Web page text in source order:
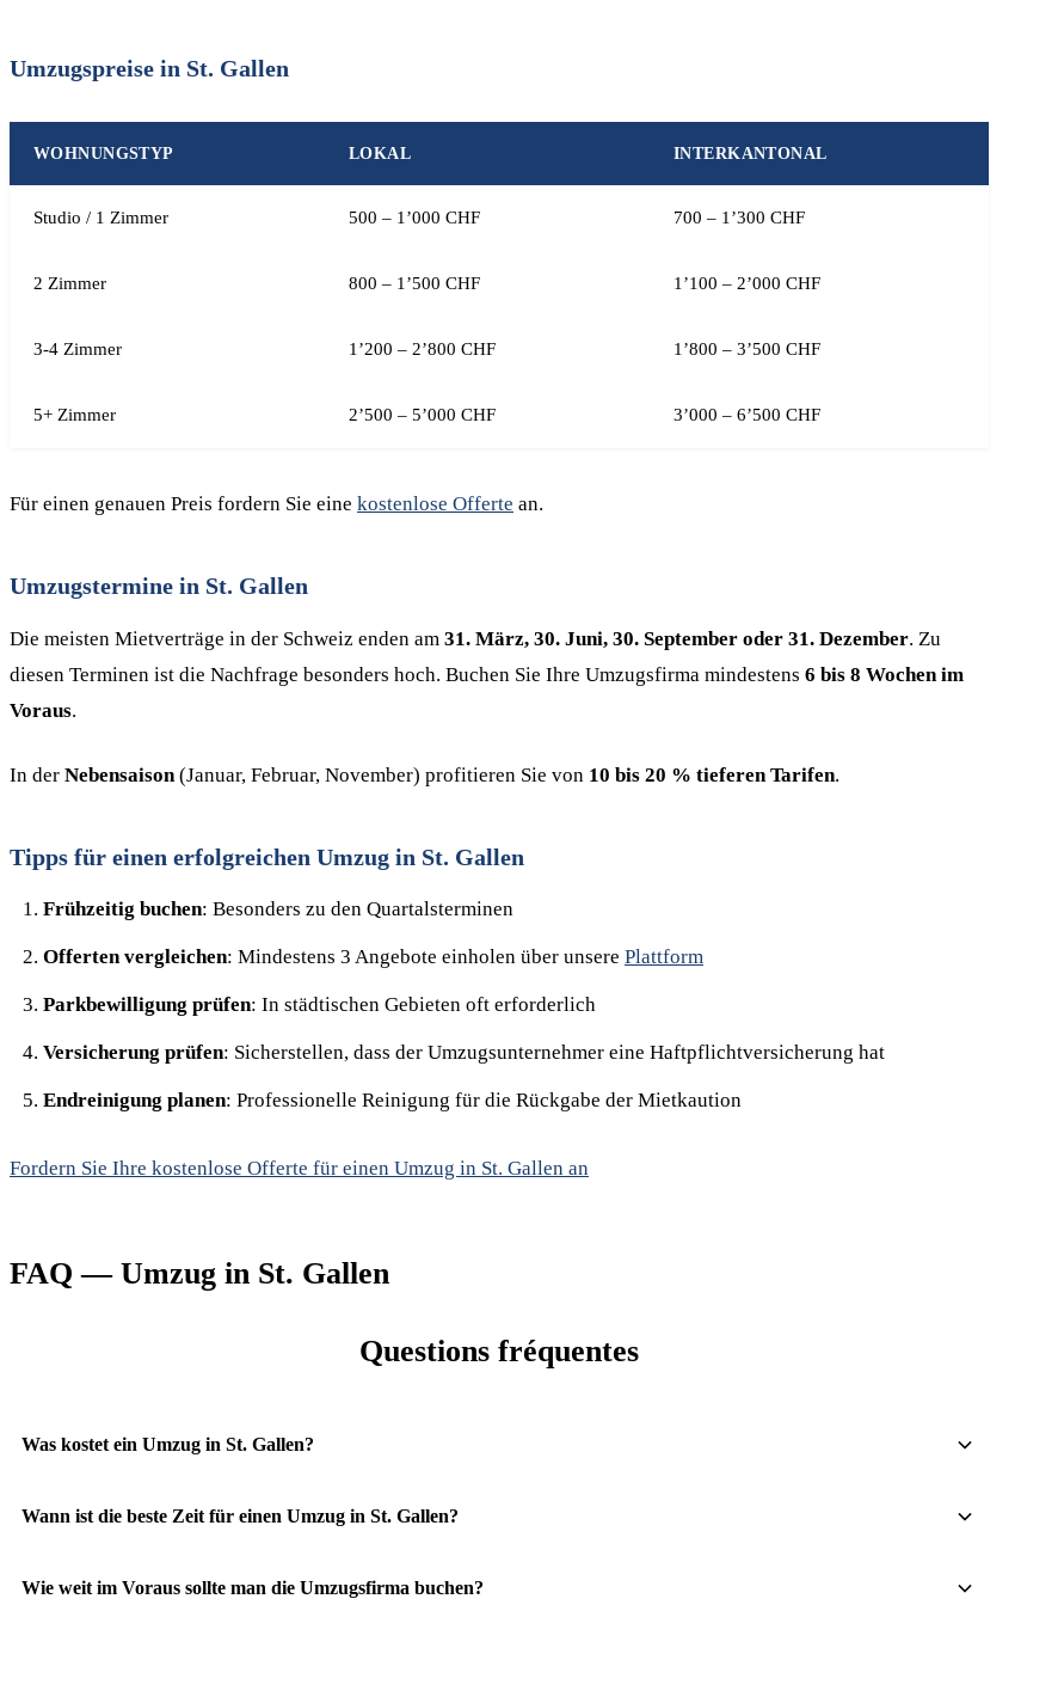
Umzugspreise in St. Gallen
WOHNUNGSTYP LOKAL INTERKANTONAL
Studio / 1 Zimmer 500 – 1’000 CHF 700 – 1’300 CHF
2 Zimmer 800 – 1’500 CHF 1’100 – 2’000 CHF
3-4 Zimmer 1’200 – 2’800 CHF 1’800 – 3’500 CHF
5+ Zimmer 2’500 – 5’000 CHF 3’000 – 6’500 CHF
Für einen genauen Preis fordern Sie eine kostenlose Offerte an.
Umzugstermine in St. Gallen
Die meisten Mietverträge in der Schweiz enden am 31. März, 30. Juni, 30. September oder 31. Dezember. Zu
diesen Terminen ist die Nachfrage besonders hoch. Buchen Sie Ihre Umzugsfirma mindestens 6 bis 8 Wochen im
Voraus.
In der Nebensaison(Januar, Februar, November) profitieren Sie von 10 bis 20 % tieferen Tarifen.
Tipps für einen erfolgreichen Umzug in St. Gallen
Frühzeitig buchen: Besonders zu den Quartalsterminen
Offerten vergleichen: Mindestens 3 Angebote einholen über unsere Plattform
Parkbewilligung prüfen: In städtischen Gebieten oft erforderlich
Versicherung prüfen: Sicherstellen, dass der Umzugsunternehmer eine Haftpflichtversicherung hat
Endreinigung planen: Professionelle Reinigung für die Rückgabe der Mietkaution
Fordern Sie Ihre kostenlose Offerte für einen Umzug in St. Gallen an
FAQ — Umzug in St. Gallen
Questions fréquentes
Was kostet ein Umzug in St. Gallen?
Wann ist die beste Zeit für einen Umzug in St. Gallen?
Wie weit im Voraus sollte man die Umzugsfirma buchen?